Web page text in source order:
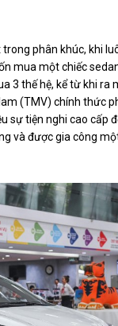
phân khúc, khi
mua một chiếc
3 thế hệ, kể từ khi ra
(TMV) chính thức
sự tiện nghi cao cấp
và được gia công